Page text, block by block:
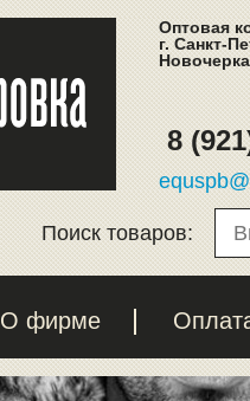
Оптовая
г. Санкт-
8
Поиск товаров:
О фирме